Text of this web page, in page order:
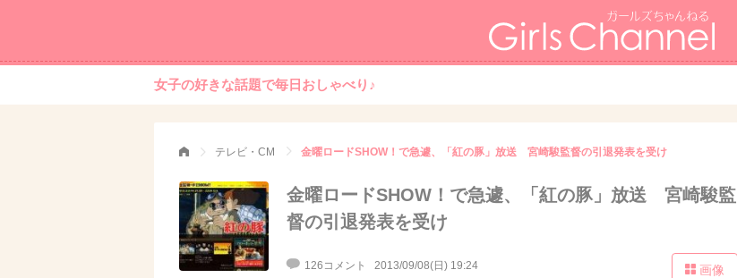
女子の好きな話題で毎日おしゃべり♪
テレビ・CM 金曜ロードSHOW！で急遽、「紅の豚」放送 宮崎駿監督の引退発表を受け
金曜ロードSHOW！で急遽、「紅の豚」放送 宮崎駿監
督の引退発表を受け
126コメント 2013/09/08(日) 19:24 画像